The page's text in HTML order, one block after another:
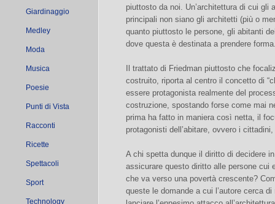
Giardinaggio
Medley
Moda
Musica
Poesie
Punti di Vista
Racconti
Ricette
Spettacoli
Sport
Technology
piuttosto da noi. Un’architettura di cui gli
principali non siano gli architetti (più o
quanto piuttosto le persone, gli abitanti
dove questa è destinata a prendere
Il trattato di Friedman piuttosto che
costruito, riporta al centro il concetto di
essere protagonista realmente del
costruzione, spostando forse come mai
prima ha fatto in maniera così netta, il
protagonisti dell’abitare, ovvero i
A chi spetta dunque il diritto di decidere
assicurare questo diritto alle persone cui
che va verso una povertà crescente?
queste le domande a cui l’autore cerca